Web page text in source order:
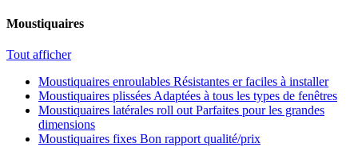
Moustiquaires
Tout afficher
Moustiquaires enroulables Résistantes er faciles à installer
Moustiquaires plissées Adaptées à tous les types de fenêtres
Moustiquaires latérales roll out Parfaites pour les grandes
dimensions
Moustiquaires fixes Bon rapport qualité/prix